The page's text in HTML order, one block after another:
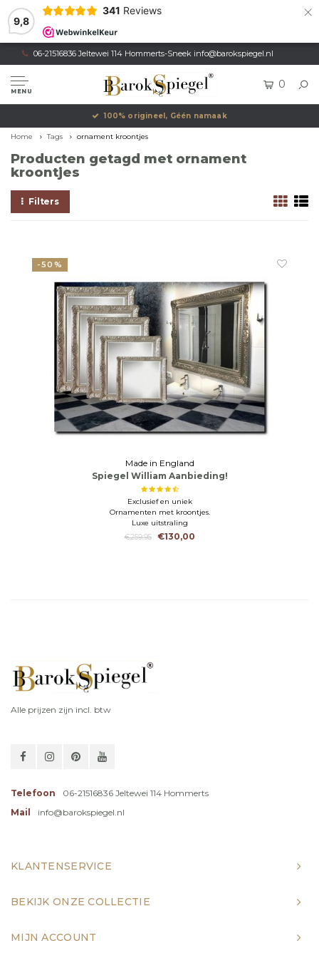
9,8
341 Reviews ×
06-21516836 Jeltewei 114 Hommerts-Sneek info@barokspiegel.nl
MENU
0
100% origineel, Géén namaak
Home Tags ornament kroontjes
Producten getagd met ornament
kroontjes
Filters
-50%
Made in England
Spiegel William Aanbieding!
Exclusief en uniek
Ornamenten met kroontjes.
Luxe uitstraling
€259,95
€130,00
Alle prijzen zijn incl. btw
Telefoon
06-21516836 Jeltewei 114 Hommerts
Mail
info@barokspiegel.nl
KLANTENSERVICE
BEKIJK ONZE COLLECTIE
MIJN ACCOUNT